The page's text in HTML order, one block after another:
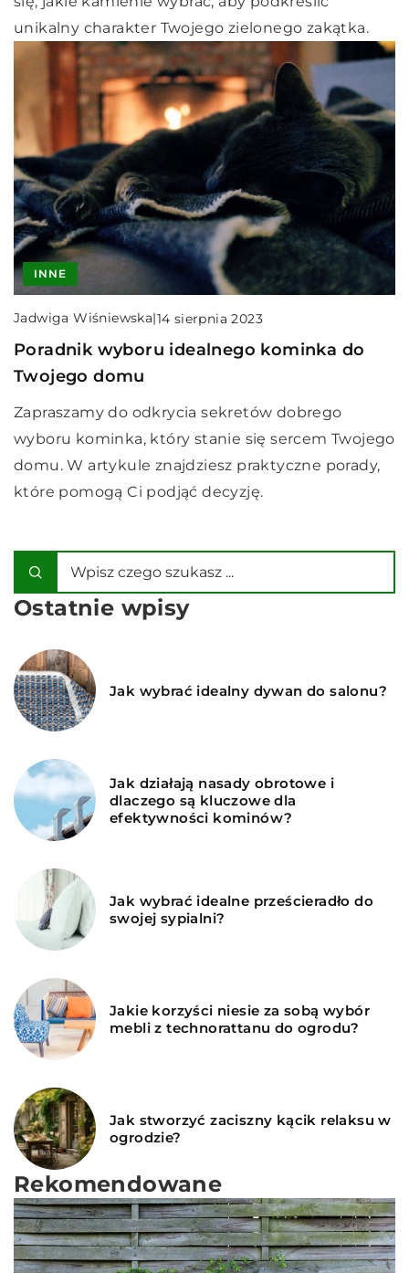
unikalny charakter Twojego zielonego zakątka.
INNE
Jadwiga Wiśniewska|14 sierpnia 2023
Poradnik wyboru idealnego kominka do
Twojego domu
Zapraszamy do odkrycia sekretów dobrego
wyboru kominka, który stanie się sercem Twojego
domu. W artykule znajdziesz praktyczne porady,
które pomogą Ci podjąć decyzję.
Ostatnie wpisy
Jak wybrać idealny dywan do salonu?
Jak działają nasady obrotowe i
dlaczego są kluczowe dla
efektywności kominów?
Jak wybrać idealne prześcieradło do
swojej sypialni?
Jakie korzyści niesie za sobą wybór
mebli z technorattanu do ogrodu?
Jak stworzyć zaciszny kącik relaksu w
ogrodzie?
Rekomendowane